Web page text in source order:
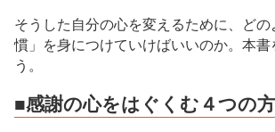
そうした自分の心を変えるために、ど
慣」を身につけていけばいいのか。本書
う。
■感謝の心をはぐくむ４つの